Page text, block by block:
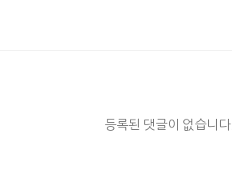
등록된 댓글이 없습니다.